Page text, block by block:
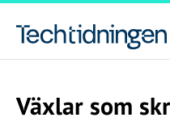
Växlar som